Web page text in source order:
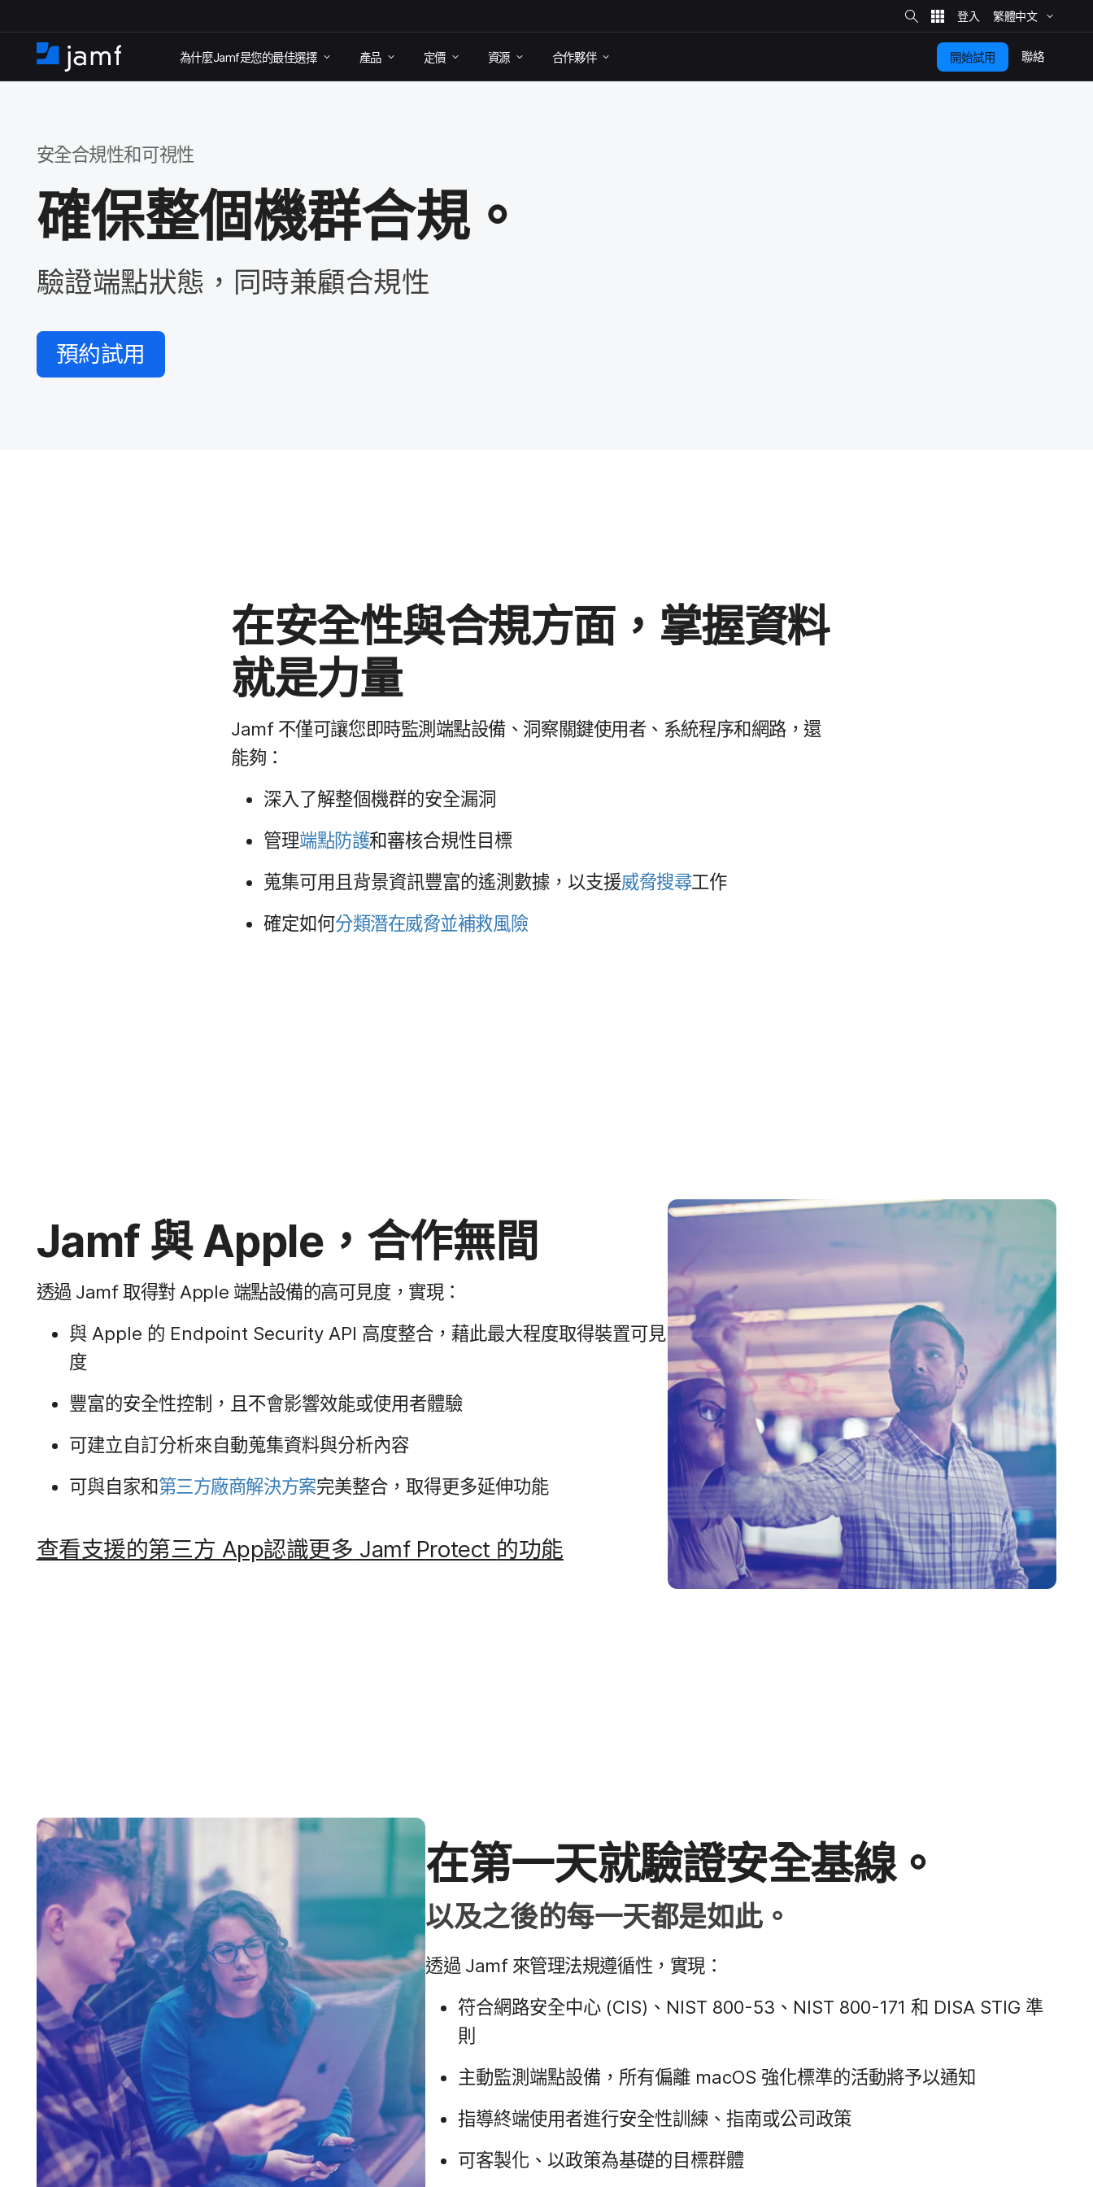
​
至
內
容
網
站
​搜
繁體​中文
住
家
為​什麼Jamf是​您​的​最佳​選擇 產品 定​價 資源 合作​夥伴 開始​試用 聯絡
安全​合規性​和​可視性
確​保​整​個​機群​合規。
驗​證端點​狀態，​同時​兼顧​合規性
預約​試用
在​安全性​與​合規​方面，​掌握​資料​
就是​力量
Jamf 不僅​可​讓​您即時​監測端點​設備、​洞察​關​鍵​使用者、​系統​程序​和​網路，​還​
能夠：
深入​了​解整​個​機群​的​安全​漏洞
管理端點防護和​審核合​規性​目標
蒐集​可​用且​背景​資訊​豐富​的​遙測​數據，​以​支援威​脅搜尋工作
確定​如何分類​潛​在​威脅​並​補救​風險
Jamf 與Apple ，​合作​無間
透過 Jamf取得​對Apple 端點​設備​的​高可​見​度，​實現：
與Apple 的 Endpoint Security API 高度​整合，​藉此​最​大程​度​取得​裝置​可見​
度
豐富​的​安全性​控制，​且​不會​影響​效​能​或​使用​者​體驗
可​建立​自訂​分析來​自​動​蒐集​資料​與​分析​內容
可​與​自家​和第三​方​廠商​解決​方案完美​整合，​取得​更多​延伸功​能
查​看​支援​的​第三​方 App認識​更多 Jamf Protect 的​功能
在​第一​天​就​驗​證​安全​基線。
以及​之後​的​每​一​天​都​是​如此。
透過 Jamf 來​管理​法規遵​循性，​實現：
符合​網路​安全​中心 (CIS)、 NIST 800-53 、 NIST 800-171和 DISA STIG 準​
則
主動​監測端點​設備，​所有​偏離 macOS 強化​標準​的​活動​將​予以​通知
指導​終端​使用​者​進行​安全性​訓練、​指南​或​公司​政策
可​客​製化、​以​政策​為​基礎​的​目標群體